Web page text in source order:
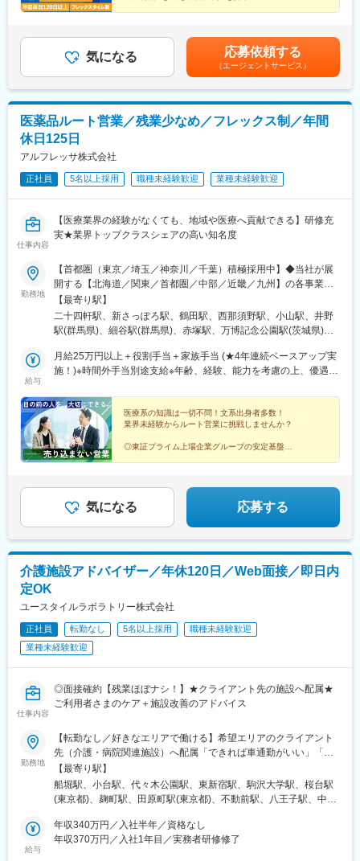
（大津市／彦根市）・和歌山県（和歌山市／田辺市）■中国■・広
九州■・福岡県（福岡市）
駅、細畑駅、中川原駅、安茂里駅、酒折駅、西金沢駅、南富山
府)、新金岡駅、藤井寺駅、東部市場前駅、南吹田駅、大開駅、立
花駅、飾磨駅、竹田駅(京都府)、北山駅(京都府)、上桂駅、前栽
駅、尼ケ辻駅、瀬田駅(滋賀県)、ひこね芹川駅、六十谷駅、紀伊新
駅、布田駅、港南中央駅、矢部駅、川越市駅、市川真間駅、本笠
寺駅、名古屋大学駅、札木駅、鴫野駅、高鷲駅、新開地駅、西観
音町駅、木太町駅、芝公園駅、荒川車庫前駅、川越駅、東山公園
駅(愛知県)、豊橋公園前駅、上沢駅
■20～30代活躍中
気になる 応募依頼する
（エージェントサービス）
医薬品ルート営業／残業少なめ／フレックス制／年間
休日125日
アルフレッサ株式会社
正社員 5名以上採用 職種未経験歓迎 業種未経験歓迎
仕事内容
【医療業界の経験がなくても、地域や医療へ貢献できる】研修充
実★業界トップクラスシェアの高い知名度
勤務地
【首都圏（東京／埼玉／神奈川／千葉）積極採用中】◆当社が展
開する【北海道／関東／首都圏／中部／近畿／九州】の各事業所
へご希望を考慮した上で配属となります。【北海道】北海道【関
東】栃木／群馬／茨城／長野／山梨／新潟【首都圏】東京／埼玉
／神奈川／千葉★積極採用エリア【中部】静岡／愛知／三重／岐
／長崎／熊本／大分／宮崎／鹿児島各事業所の詳細については、
弊社HPよりご確認ください※「企業情報」→「拠点」よりご確認
の就労はありません)
【最寄り駅】
二十四軒駅、新さっぽろ駅、鶴田駅、西那須野駅、小山駅、井野
駅(群馬県)、細谷駅(群馬県)、赤塚駅、万博記念公園駅(茨城県)、
駅、寺尾駅、宮内駅(新潟県)、直江津駅、小川町駅(東京都)、江戸
川橋駅、竹ノ塚駅、小村井駅、井荻駅、志村三丁目駅、学芸大学
台駅(東京都)、北戸田駅、南越谷駅、久喜駅、加茂宮駅、新座駅、
航空公園駅、南古谷駅、ソシオ流通センター駅、三ツ沢上町駅、
並木中央駅、踊場駅、江田駅(神奈川県)、元住吉駅、原当麻駅、社
家駅、藤沢本町駅、井細田駅、県立大学駅、平塚駅、千葉寺駅、
佐倉駅、旭駅(千葉県)、木更津駅、館山駅、茂原駅、東船橋駅、小
駅、掛川市役所前駅、焼津駅、黒川駅(愛知県)、小本駅(愛知県)、
奥町駅、赤池駅(愛知県)、西岡崎駅、牛久保駅、住吉町駅、竹下
駅、西舞鶴駅、天神橋筋六丁目駅、玉出駅、久宝寺駅、茨木駅、
門真市駅、交野市駅、鳳駅、青木駅、総合運動公園駅、武庫之荘
帯解駅、耳成駅、日前宮駅、紀伊新庄駅、新宮駅、尾鷲駅、高茶
屋駅、中川原駅、四十九駅、手力駅、東大垣駅、小泉駅、高山
駅、琴似駅(札幌市営)、淡路町駅、新桜台駅、新越谷駅、東宮原
駅、幸浦駅、緑町駅、堀ノ内駅、蘇我駅、清水駅(愛知県)、烏森
(鹿児島県)
給与
月給25万円以上＋役割手当＋家族手当 (★4年連続ベースアップ実
施！)※時間外手当別途支給※年齢、経験、能力を考慮の上、優遇し
医療系の知識は一切不問！文系出身者多数！
業界未経験からルート営業に挑戦しませんか？
◎東証プライム上場企業グループの安定基盤
気になる 応募する
介護施設アドバイザー／年休120日／Web面接／即日内
定OK
ユースタイルラボラトリー株式会社
正社員 転勤なし 5名以上採用
職種未経験歓迎
業種未経験歓迎
仕事内容
◎面接確約【残業ほぼナシ！】★クライアント先の施設へ配属★
ご利用者さまのケア＋施設改善のアドバイス
勤務地
【転勤なし／好きなエリアで働ける】希望エリアのクライアント
先（介護・病院関連施設）へ配属「できれば車通勤がいい」「未
経験なので先輩スタッフと一緒に働きたい」等ご相談ください！
━━【配属エリア】━━＜1＞北海道・東北／北海道、岩手※、宮
城、福島＜2＞北関東／茨城、栃木、群馬＜3＞首都圏／東京、神
岡、岐阜＜6＞関西／大阪、京都、兵庫、和歌山、奈良※＜7＞中
四国／広島※、岡山※＜8＞九州／福岡、熊本※、長崎※、大分※、鹿
【最寄り駅】
船堀駅、小台駅、代々木公園駅、東新宿駅、駒沢大学駅、桜台駅
(東京都)、麹町駅、田原町駅(東京都)、不動前駅、八王子駅、中野
駅(函館本線)、新道東駅、西２８丁目駅、郡山駅(福島県)、愛子
駅、北仙台駅、泉中央駅、作並駅、境町駅、高崎駅、東武宇都宮
給与
年収340万円／入社半年／資格なし
年収370万円／入社1年目／実務者研修修了